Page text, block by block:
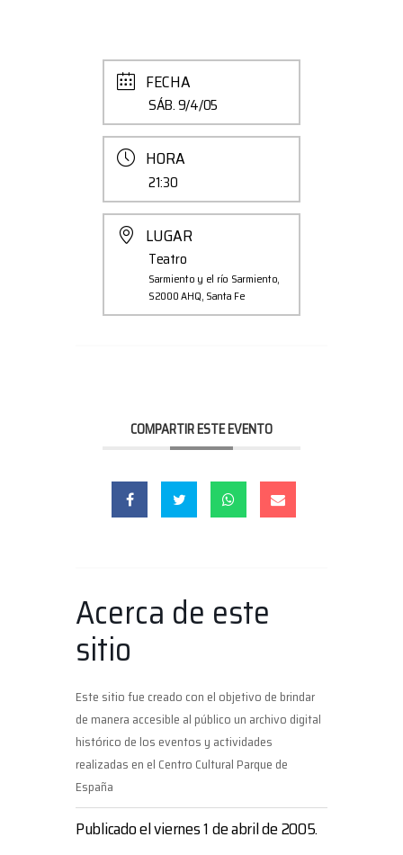
FECHA
SÁB. 9/4/05
HORA
21:30
LUGAR
Teatro
Sarmiento y el río Sarmiento,
S2000 AHQ, Santa Fe
COMPARTIR ESTE EVENTO
Acerca de este
sitio
Este sitio fue creado con el objetivo de brindar
de manera accesible al público un archivo digital
histórico de los eventos y actividades
realizadas en el Centro Cultural Parque de
España
Publicado el viernes 1 de abril de 2005.